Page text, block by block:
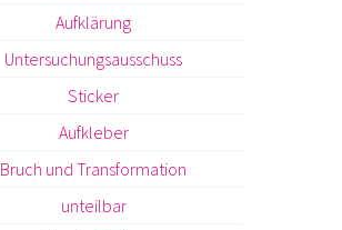
Aufklärung
Untersuchungsausschuss
Sticker
Aufkleber
Bruch und Transformation
unteilbar